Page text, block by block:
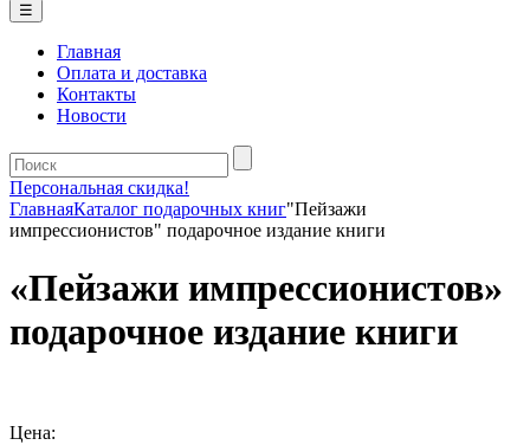
☰
Главная
Оплата и доставка
Контакты
Новости
Персональная скидка!
ГлавнаяКаталог подарочных книг"Пейзажи
импрессионистов" подарочное издание книги
«Пейзажи импрессионистов»
подарочное издание книги
Цена: